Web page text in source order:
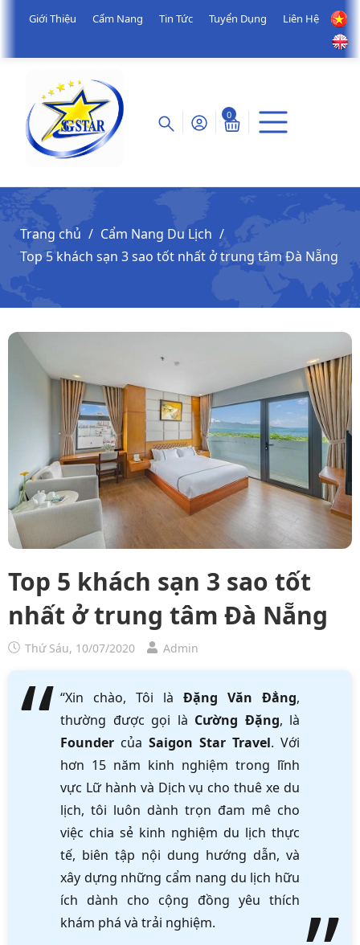
Giới Thiệu Cẩm Nang Tin Tức Tuyển Dụng Liên Hệ
0
Trang chủ
Cẩm Nang Du Lịch
Top 5 khách sạn 3 sao tốt nhất ở trung tâm Đà Nẵng
Top 5 khách sạn 3 sao tốt
nhất ở trung tâm Đà Nẵng
Thứ Sáu, 10/07/2020 Admin
“Xin chào, Tôi là Đặng Văn Đẳng,
thường được gọi là Cường Đặng, là
Founder của Saigon Star Travel. Với
hơn 15 năm kinh nghiệm trong lĩnh
vực Lữ hành và Dịch vụ cho thuê xe du
lịch, tôi luôn dành trọn đam mê cho
việc chia sẻ kinh nghiệm du lịch thực
tế, biên tập nội dung hướng dẫn, và
xây dựng những cẩm nang du lịch hữu
ích dành cho cộng đồng yêu thích
khám phá và trải nghiệm.